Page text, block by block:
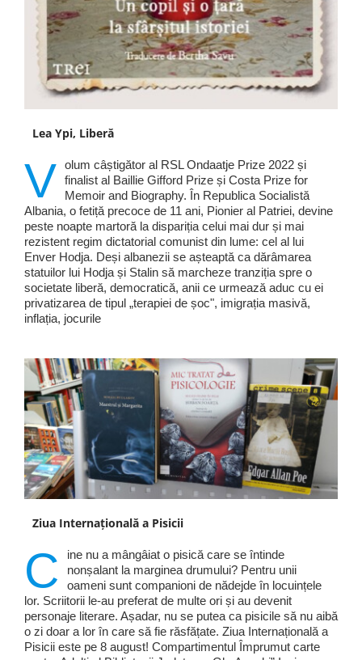
Lea Ypi, Liberă
V olum câștigător al RSL Ondaatje Prize 2022 și
finalist al Baillie Gifford Prize și Costa Prize for
Memoir and Biography. În Republica Socialistă
Albania, o fetiță precoce de 11 ani, Pionier al Patriei, devine
peste noapte martoră la dispariția celui mai dur și mai
rezistent regim dictatorial comunist din lume: cel al lui
Enver Hodja. Deși albanezii se așteaptă ca dărâmarea
statuilor lui Hodja și Stalin să marcheze tranziția spre o
societate liberă, democratică, anii ce urmează aduc cu ei
privatizarea de tipul „terapiei de șoc", imigrația masivă,
inflația, jocurile
Ziua Internațională a Pisicii
C
ine nu a mângâiat o pisică care se întinde
nonșalant la marginea drumului? Pentru unii
oameni sunt companioni de nădejde în locuințele
lor. Scriitorii le-au preferat de multe ori și au devenit
personaje literare. Așadar, nu se putea ca pisicile să nu aibă
o zi doar a lor în care să fie răsfățate. Ziua Internațională a
Pisicii este pe 8 august! Compartimentul Împrumut carte